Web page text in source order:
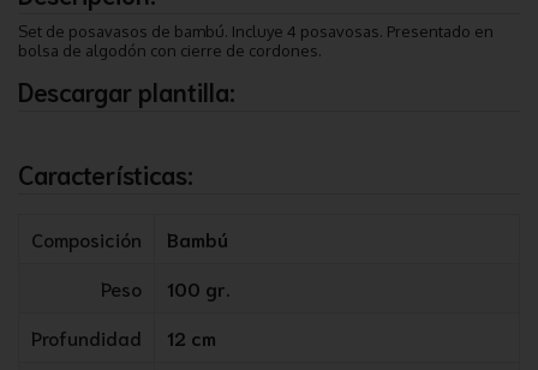
Set de posavasos de bambú. Incluye 4 posavosas. Presentado en
bolsa de algodón con cierre de cordones.
Descargar plantilla:
Características:
Composición
Bambú
Peso
100 gr.
Profundidad
12 cm